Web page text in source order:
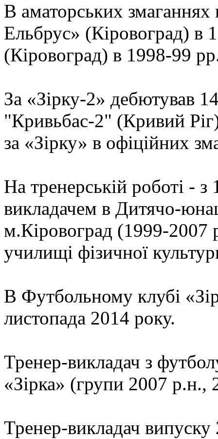
В аматорських змаганнях
Ельбрус» (Кіровоград)
(Кіровоград) в 1998-99
За «Зірку-2» дебютував
"Кривьбас-2" (Кривий
за «Зірку» в офіційних
На тренерській роботі -
викладачем в Дитячо-
м.Кіровоград (1999-
училищі фізичної
В Футбольному клубі
листопада 2014 року.
Тренер-викладач з
«Зірка» (групи 2007 р.н.,
Тренер-викладач